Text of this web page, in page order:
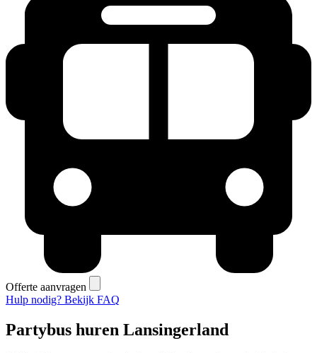
Offerte aanvragen
Hulp nodig? Bekijk FAQ
Partybus huren Lansingerland